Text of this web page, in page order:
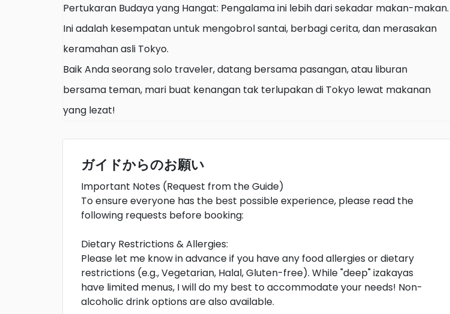
Pertukaran Budaya yang Hangat: Pengalama ini lebih dari sekadar makan-makan.
Ini adalah kesempatan untuk mengobrol santai, berbagi cerita, dan merasakan
keramahan asli Tokyo.
Baik Anda seorang solo traveler, datang bersama pasangan, atau liburan
bersama teman, mari buat kenangan tak terlupakan di Tokyo lewat makanan
yang lezat!
ガイドからのお願い
Important Notes (Request from the Guide)
To ensure everyone has the best possible experience, please read the
following requests before booking:
Dietary Restrictions & Allergies:
Please let me know in advance if you have any food allergies or dietary
restrictions (e.g., Vegetarian, Halal, Gluten-free). While "deep" izakayas
have limited menus, I will do my best to accommodate your needs! Non-
alcoholic drink options are also available.